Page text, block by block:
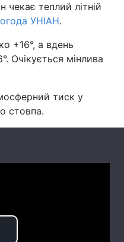
Наука
чекає теплий літній
УНІАН.
+16°, а вдень
Очікується мінлива
тиск у
стовпа.